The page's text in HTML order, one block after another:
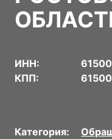
ИНН:
КПП:
Категория: